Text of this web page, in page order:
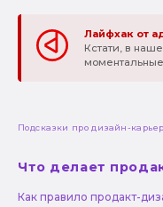
Лайфхак от
Кстати, в
Подсказки про дизайн-
Что делает
Как правило продакт-